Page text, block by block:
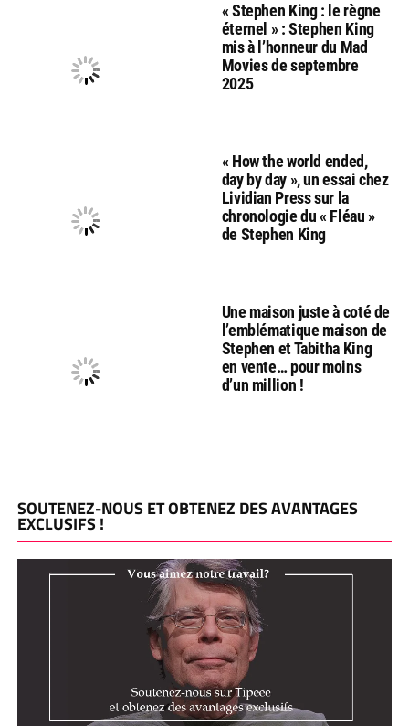
« Stephen King : le règne
éternel » : Stephen King
mis à l’honneur du Mad
Movies de septembre
2025
« How the world ended,
day by day », un essai chez
Lividian Press sur la
chronologie du « Fléau »
de Stephen King
Une maison juste à coté de
l’emblématique maison de
Stephen et Tabitha King
en vente… pour moins
d’un million !
SOUTENEZ-NOUS ET OBTENEZ DES AVANTAGES
EXCLUSIFS !